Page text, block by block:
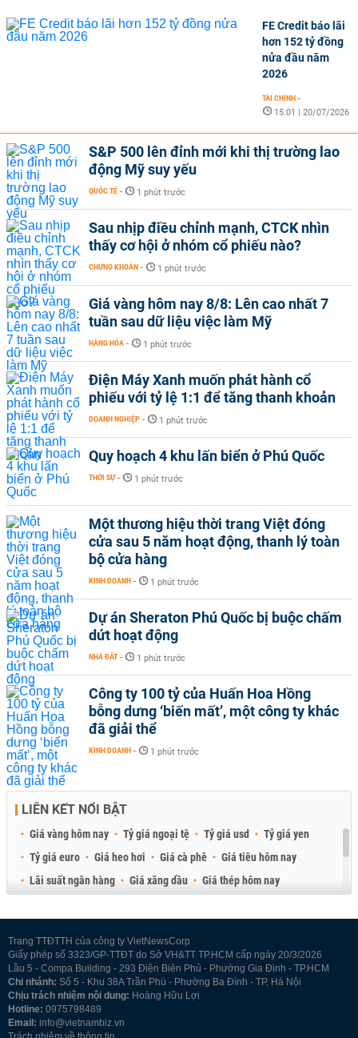
FE Credit báo lãi
hơn 152 tỷ đồng
nửa đầu năm
2026
TÀI CHÍNH -
15:01 | 20/07/2026
S&P 500 lên đỉnh mới khi thị trường lao
động Mỹ suy yếu
QUỐC TẾ - 1 phút trước
Sau nhịp điều chỉnh mạnh, CTCK nhìn
thấy cơ hội ở nhóm cổ phiếu nào?
CHỨNG KHOÁN - 1 phút trước
Giá vàng hôm nay 8/8: Lên cao nhất 7
tuần sau dữ liệu việc làm Mỹ
HÀNG HÓA - 1 phút trước
Điện Máy Xanh muốn phát hành cổ
phiếu với tỷ lệ 1:1 để tăng thanh khoản
DOANH NGHIỆP - 1 phút trước
Quy hoạch 4 khu lấn biển ở Phú Quốc
THỜI SỰ - 1 phút trước
Một thương hiệu thời trang Việt đóng
cửa sau 5 năm hoạt động, thanh lý toàn
bộ cửa hàng
KINH DOANH - 1 phút trước
Dự án Sheraton Phú Quốc bị buộc chấm
dứt hoạt động
NHÀ ĐẤT - 1 phút trước
Công ty 100 tỷ của Huấn Hoa Hồng
bỗng dưng ‘biến mất’, một công ty khác
đã giải thể
KINH DOANH - 1 phút trước
LIÊN KẾT NỔI BẬT
Giá vàng hôm nay Tỷ giá ngoại tệ Tỷ giá usd
Tỷ giá yen
Tỷ giá euro
Giá heo hơi Giá cà phê
Giá tiêu hôm nay
Lãi suất ngân hàng
Giá xăng dầu
Giá thép hôm nay
Trang TTĐTTH của công ty VietNewsCorp
Giấy phép số 3323/GP-TTĐT do Sở VH&TT TP.HCM cấp ngày 20/3/2026
Lầu 5 - Compa Building - 293 Điện Biên Phủ - Phường Gia Định - TP.HCM
Chi nhánh: Số 5 - Khu 38A Trần Phú - Phường Ba Đình - TP. Hà Nội
Chịu trách nhiệm nội dung: Hoàng Hữu Lợi
Hotline: 0975798489
Email: info@vietnambiz.vn